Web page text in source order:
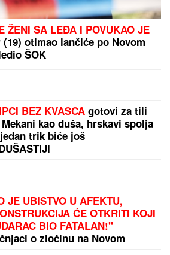
ŽENI SA LEĐA I POVUKAO JE
otimao lančiće po Novom
ŠOK
BEZ KVASCA gotovi za tili
kao duša, hrskavi spolja
trik biće još
JE UBISTVO U AFEKTU,
ĆE OTKRITI KOJI
BIO FATALAN!"
o zločinu na Novom